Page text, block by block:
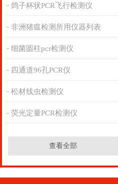
鸽子杯状PCR飞行检测仪
非洲猪瘟检测所用仪器列表
细菌圆柱pcr检测仪
四通道96孔PCR仪
松材线虫检测仪
荧光定量PCR检测仪
查看全部